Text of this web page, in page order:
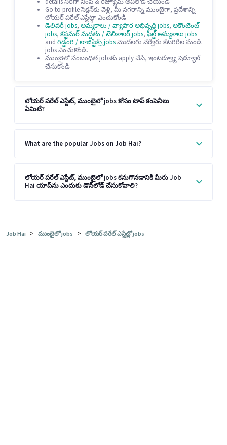
Go to profile సెక్షన్‌కు వెళ్లి, మీ నగరాన్ని ముంబైగా, ప్రదేశాన్ని
లోయర్ పరేల్ ఎస్టేట్గా ఎంచుకోండి
డెలివరీ jobs, అమ్మకాలు / వ్యాపార అభివృద్ధి jobs, అకౌంటెంట్
jobs, కస్టమర్ మద్దతు / టెలికాలర్ jobs, ఫీల్డ్ అమ్మకాలు jobs
and గిడ్డంగి / లాజిస్టిక్స్ jobsమొదలగు వేర్వేరు కేటగిరీల నుండి
jobs ఎంచుకోండి.
ముంబైలో సంబంధిత jobsకు apply చేసి, ఇంటర్వ్యూ షెడ్యూల్
చేసుకోండి
లోయర్ పరేల్ ఎస్టేట్, ముంబైలో jobs కోసం టాప్ కంపెనీలు
ఏమిటి?
What are the popular Jobs on Job Hai?
లోయర్ పరేల్ ఎస్టేట్, ముంబైలో jobs కనుగొనడానికి మీరు Job
Hai యాప్‌ను ఎందుకు డౌన్‌లోడ్ చేసుకోవాలి?
Job Hai > ముంబైలో jobs > లోయర్ పరేల్ ఎస్టేట్లో jobs